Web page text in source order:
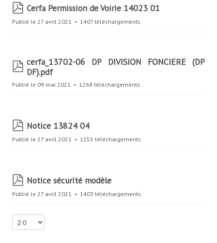
p
f
Cerfa Permission de Voirie 14023 01
Publié le 27 avril 2021 1407 téléchargements
p
d
f
cerfa_13702-06 DP DIVISION FONCIERE (DP
DF).pdf
Publié le 09 mai 2021 1268 téléchargements
p
f
Notice 13824 04
Publié le 27 avril 2021 1155 téléchargements
p
f
Notice sécurité modèle
Publié le 27 avril 2021 1403 téléchargements
S
e